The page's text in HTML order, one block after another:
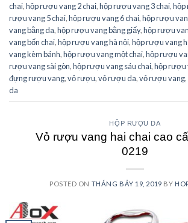
chai,hộp rượu vang 2 chai,hộp rượu vang 3 chai,hộp
rượu vang 5 chai,hộp rượu vang 6 chai,hộp rượu
vang bằng da,hộp rượu vang bằng giấy,hộp rượu
vang bốn chai,hộp rượu vang hà nội,hộp rượu vang
vang kèm bánh,hộp rượu vang một chai,hộp rượu
rượu vang sài gòn,hộp rượu vang sáu chai,hộp rượu
đựng rượu vang,vỏ rượu,vỏ rượu da,vỏ rượu vang,
da
HỘP RƯỢU DA
Vỏ rượu vang hai chai cao
0219
POSTED ON THÁNG BẢY 19, 2019 BY